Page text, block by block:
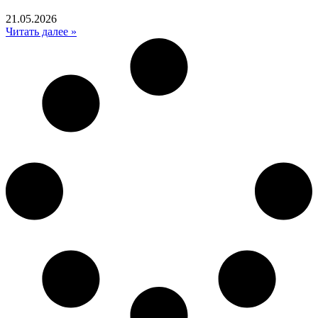
21.05.2026
Читать далее »